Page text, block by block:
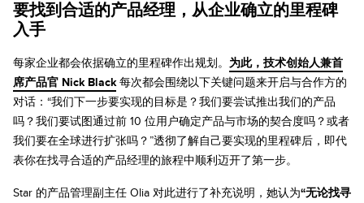
要找到合适的产品经理，从企业确立的里程碑
入手
每家企业都会依据确立的里程碑作出规划。 为此，技术创始人兼首
席产品官 Nick Black每次都会围绕以下关键问题来开启与合作方的
对话：“我们下一步要实现的目标是？我们要尝试推出我们的产品
吗？我们要试图通过前 10 位用户确定产品与市场的契合度吗？或者
我们要在全球进行扩张吗？”透彻了解自己要实现的里程碑后，即代
表你在找寻合适的产品经理的旅程中顺利迈开了第一步。
Star 的产品管理副主任 Olia 对此进行了补充说明，她认为“无论找寻